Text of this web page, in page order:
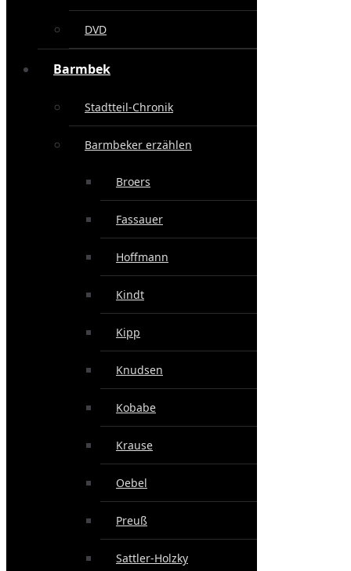
DVD
Barmbek
Stadtteil-Chronik
Barmbeker erzählen
Broers
Fassauer
Hoffmann
Kindt
Kipp
Knudsen
Kobabe
Krause
Oebel
Preuß
Sattler-Holzky